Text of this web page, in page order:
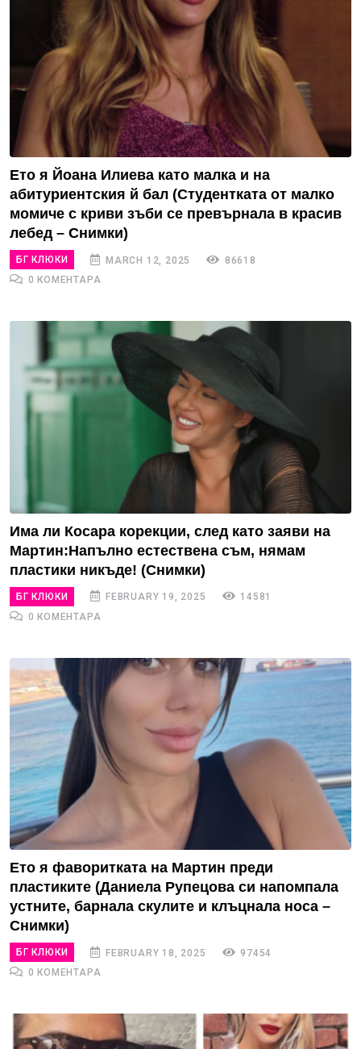
Ето я Йоана Илиева като малка и на
абитуриентския й бал (Студентката от малко
момиче с криви зъби се превърнала в красив
лебед – Снимки)
БГ КЛЮКИ MARCH 12, 2025
86618
0 КОМЕНТАРА
Има ли Косара корекции, след като заяви на
Мартин:Напълно естествена съм, нямам
пластики никъде! (Снимки)
БГ КЛЮКИ FEBRUARY 19, 2025
14581
0 КОМЕНТАРА
Ето я фаворитката на Мартин преди
пластиките (Даниела Рупецова си напомпала
устните, барнала скулите и клъцнала носа –
Снимки)
БГ КЛЮКИ FEBRUARY 18, 2025
97454
0 КОМЕНТАРА